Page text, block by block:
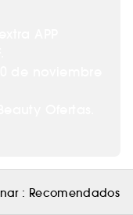
: Recomendados